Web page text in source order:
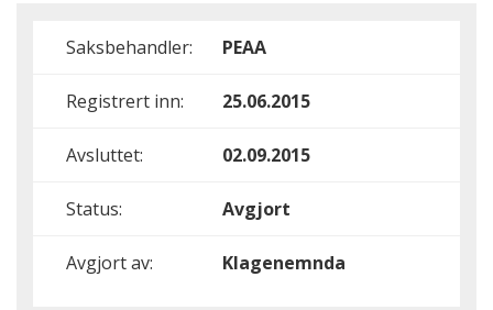
Saksbehandler: PEAA
Registrert inn: 25.06.2015
Avsluttet: 02.09.2015
Status: Avgjort
Avgjort av: Klagenemnda